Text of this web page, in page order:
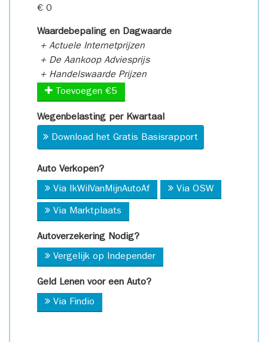
€ 0
Waardebepaling en Dagwaarde
+ Actuele Internetprijzen
+ De Aankoop Adviesprijs
+ Handelswaarde Prijzen
Toevoegen €5
Wegenbelasting per Kwartaal
Download het Gratis Basisrapport
Auto Verkopen?
Via IkWilVanMijnAutoAf Via OSW
Via Marktplaats
Autoverzekering Nodig?
Vergelijk op Independer
Geld Lenen voor een Auto?
Via Findio